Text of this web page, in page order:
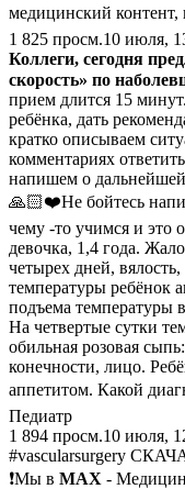
медицинский
1 825 просм.10 июля,
Коллеги, сегодня
скорость» по
прием длится 15
ребёнка, дать
кратко описываем
комментариях
напишем о
🙏🏻❤️Не бойтесь
чему -то учимся и это
девочка, 1,4 года.
четырех дней,
температуры ребёнок
подъема температуры
На четвертые сутки
обильная розовая
конечности, лицо.
аппетитом. Какой
Педиатр
1 894 просм.10 июля,
#vascularsurgery
❗️Мы в MAX -